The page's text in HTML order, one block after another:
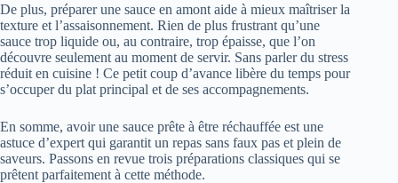
De plus, préparer une sauce en amont aide à mieux maîtriser la
texture et l’assaisonnement. Rien de plus frustrant qu’une
sauce trop liquide ou, au contraire, trop épaisse, que l’on
découvre seulement au moment de servir. Sans parler du stress
réduit en cuisine ! Ce petit coup d’avance libère du temps pour
s’occuper du plat principal et de ses accompagnements.
En somme, avoir une sauce prête à être réchauffée est une
astuce d’expert qui garantit un repas sans faux pas et plein de
saveurs. Passons en revue trois préparations classiques qui se
prêtent parfaitement à cette méthode.